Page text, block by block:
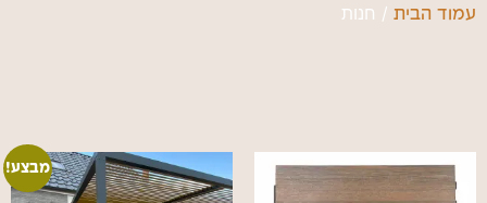
עמוד הבית / חנות
מבצע!